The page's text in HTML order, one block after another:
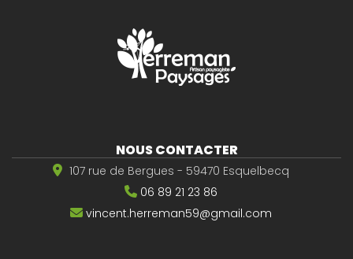
NOUS CONTACTER
107 rue de Bergues - 59470 Esquelbecq
06 89 21 23 86
vincent.herreman59@gmail.com